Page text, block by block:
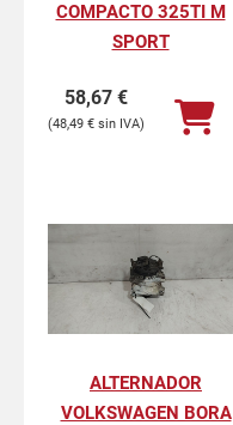
COMPACTO 325TI M
SPORT
58,67 €
48,49 €
ALTERNADOR
VOLKSWAGEN BORA